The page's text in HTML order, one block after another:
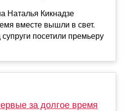
Наталья Кикнадзе
вместе вышли в свет.
посетили премьеру
за долгое время